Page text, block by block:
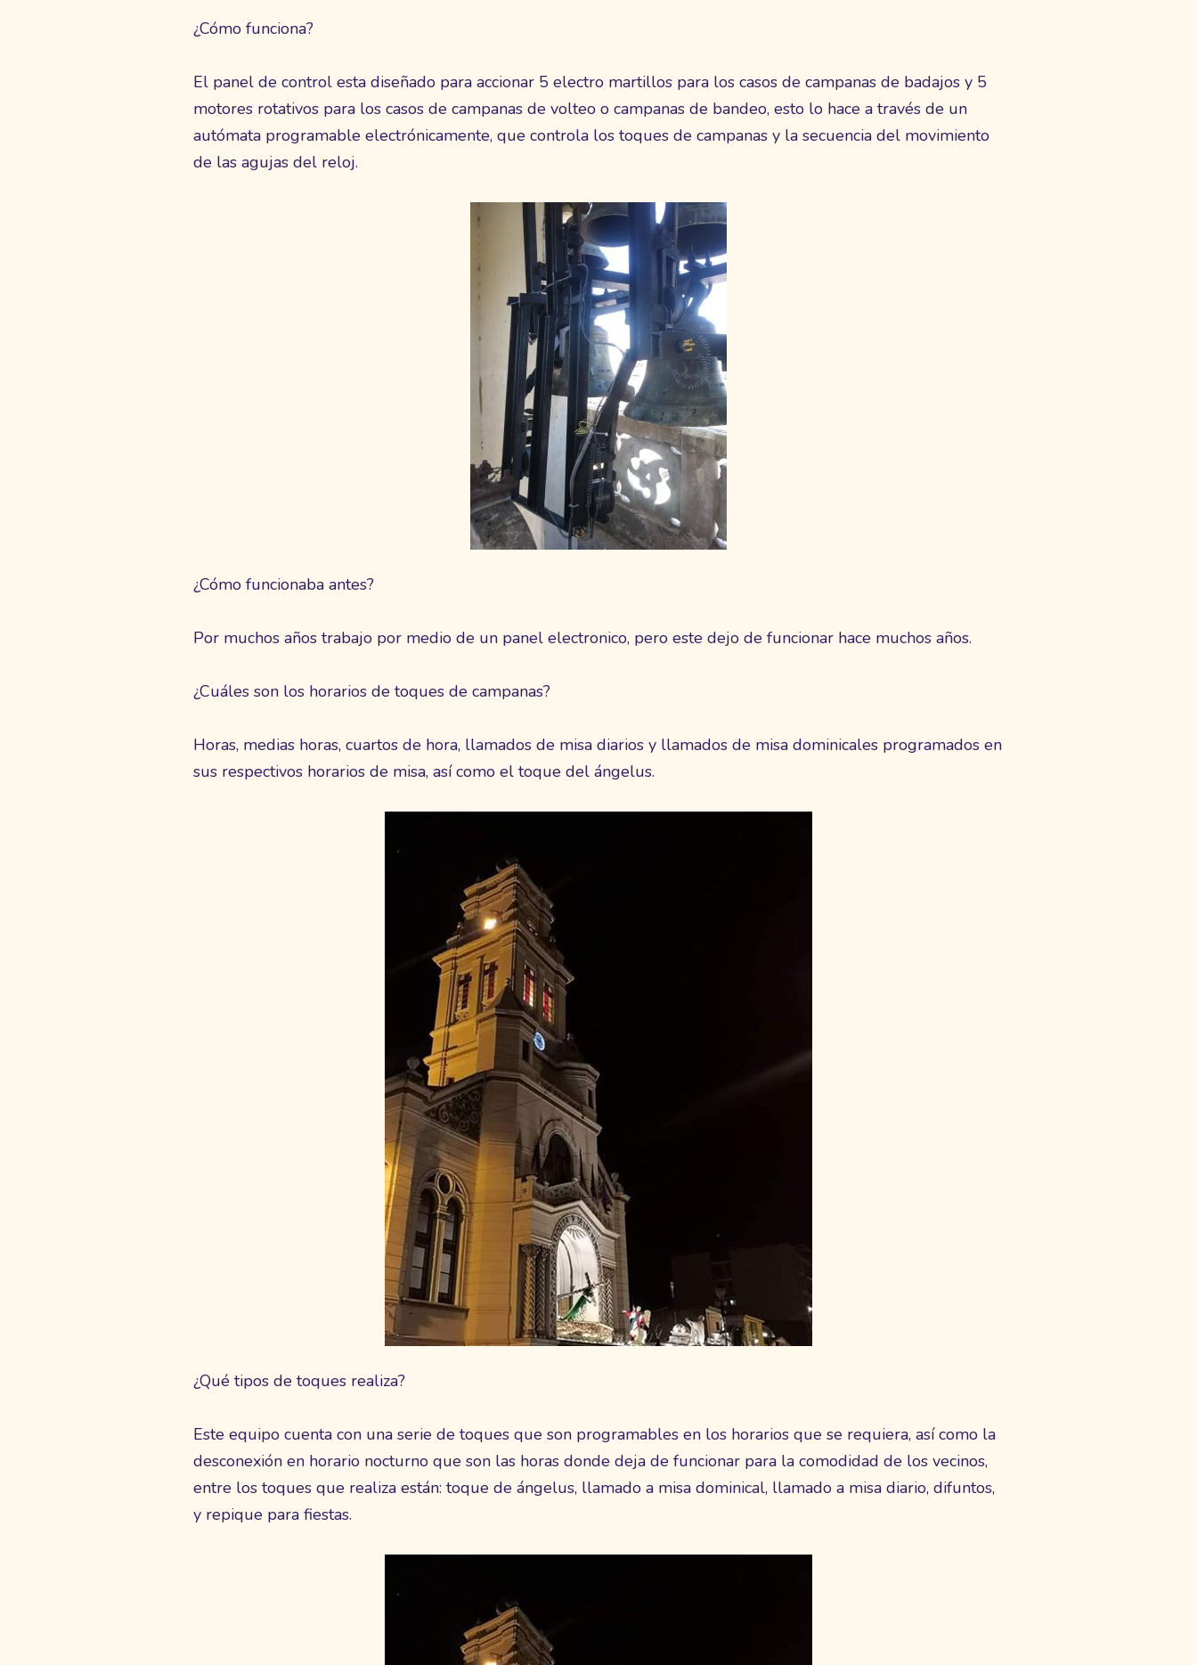
¿Cómo funciona?
El panel de control esta diseñado para accionar 5 electro martillos para los casos de campanas de badajos y 5
motores rotativos para los casos de campanas de volteo o campanas de bandeo, esto lo hace a través de un
autómata programable electrónicamente, que controla los toques de campanas y la secuencia del movimiento
de las agujas del reloj.
¿Cómo funcionaba antes?
Por muchos años trabajo por medio de un panel electronico, pero este dejo de funcionar hace muchos años.
¿Cuáles son los horarios de toques de campanas?
Horas, medias horas, cuartos de hora, llamados de misa diarios y llamados de misa dominicales programados en
sus respectivos horarios de misa, así como el toque del ángelus.
¿Qué tipos de toques realiza?
Este equipo cuenta con una serie de toques que son programables en los horarios que se requiera, así como la
desconexión en horario nocturno que son las horas donde deja de funcionar para la comodidad de los vecinos,
entre los toques que realiza están: toque de ángelus, llamado a misa dominical, llamado a misa diario, difuntos,
y repique para fiestas.